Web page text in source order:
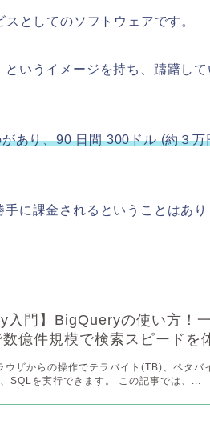
としてのソフトウェアです。
というイメージを持ち、躊躇し
あり、90 日間 300ドル (約３万
に課金されるということはあり
入門】BigQueryの使い方！
億件規模で検索スピードを
ウザからの操作でテラバイト(TB)、ペタバ
SQLを実行できます。 この記事では、...